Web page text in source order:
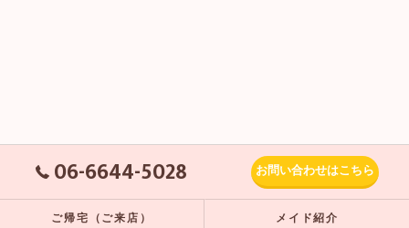
06-6644-5028 お問い合わせはこちら
ご帰宅（ご来店） メイド紹介